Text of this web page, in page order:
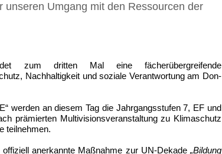
unseren Umgang mit den Ressourcen der
zum dritten Mal eine fächerübergreifende
Nachhaltigkeit und soziale Verantwortung am Don-
werden an diesem Tag die Jahrgangsstufen 7, EF und
prämierten Multivisionsveranstaltung zu Klimaschutz
teilnehmen.
offiziell anerkannte Maßnahme zur UN-Dekade„Bildung